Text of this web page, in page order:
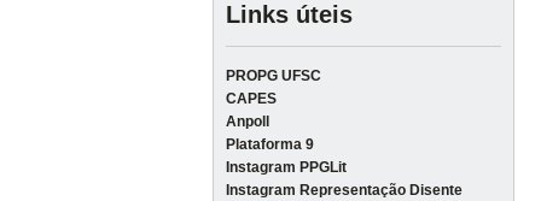
Links úteis
PROPG UFSC
CAPES
Anpoll
Plataforma 9
Instagram PPGLit
Instagram Representação Disente